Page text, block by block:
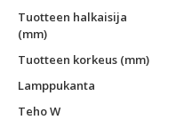
Tuotteen halkaisija
(mm)
Tuotteen korkeus (mm)
Lamppukanta
Teho W